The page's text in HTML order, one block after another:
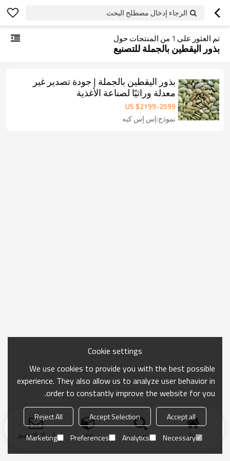
الرجاء إدخال مصطلح البحث
تم العثور على 1 من المنتجات حول
بذور اليقطين بالجملة للتصنيع
بذور اليقطين بالجملة | جودة تصدير غير
معدلة وراثيًا لصناعة الأغذية
US $2199-2599
نموذج:إس إس كيه
منزل بحث فئة ارسال التحقيق
Cookie settings
We use cookies to provide you with the best possible
experience. They also allow us to analyze user behavior in
order to constantly improve the website for you.
Accept all
Accept Selection
Reject All
Necessary
Analytics
Preferences
Marketing